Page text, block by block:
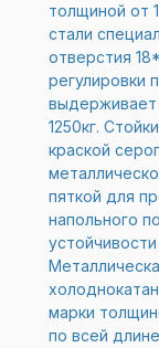
толщиной от
стали
отверстия
регулировки
выдерживает
1250кг.
краской
пяткой для
напольного
марки
по всей